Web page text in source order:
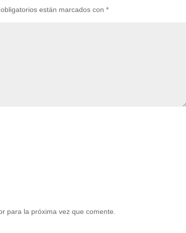
están marcados con*
para la próxima vez que comente.